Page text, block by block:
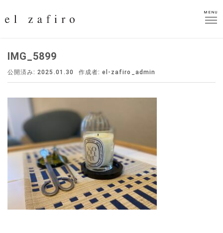
MENU
MENU
IMG_5899
公開済み: 2025.01.30 作成者:el-zafiro_admin